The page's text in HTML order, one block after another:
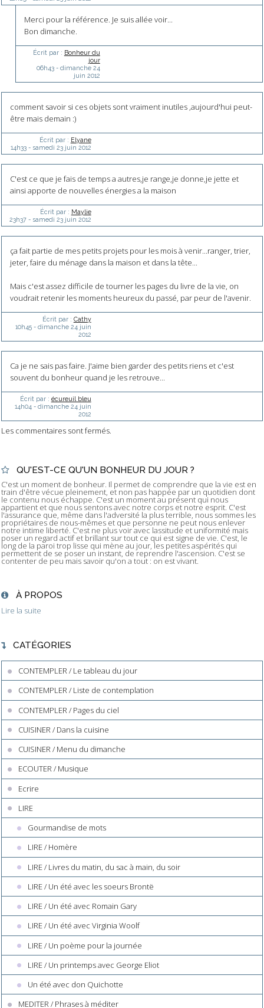
Merci pour la référence. Je suis allée voir...
Bon dimanche.
Écrit par : Bonheur du
jour
06h43- dimanche 24
juin 2012
comment savoir si ces objets sont vraiment inutiles ,aujourd'hui peut-
être mais demain :)
Écrit par : Elyane
14h33- samedi 23 juin 2012
C'est ce que je fais de temps a autres,je range,je donne,je jette et
ainsi apporte de nouvelles énergies a la maison
Écrit par : Maylie
23h37- samedi 23 juin 2012
ça fait partie de mes petits projets pour les mois à venir...ranger, trier,
jeter, faire du ménage dans la maison et dans la tête...
Mais c'est assez difficile de tourner les pages du livre de la vie, on
voudrait retenir les moments heureux du passé, par peur de l'avenir.
Écrit par : Cathy
10h45- dimanche 24 juin
2012
Ca je ne sais pas faire. J'aime bien garder des petits riens et c'est
souvent du bonheur quand je les retrouve...
Écrit par : écureuil bleu
14h04 - dimanche 24 juin
2012
Les commentaires sont fermés.
QU'EST-CE QU'UN BONHEUR DU JOUR ?
C'est un moment de bonheur. Il permet de comprendre que la vie est en
train d'être vécue pleinement, et non pas happée par un quotidien dont
le contenu nous échappe. C'est un moment au présent qui nous
appartient et que nous sentons avec notre corps et notre esprit. C'est
l'assurance que, même dans l'adversité la plus terrible, nous sommes les
propriétaires de nous-mêmes et que personne ne peut nous enlever
notre intime liberté. C'est ne plus voir avec lassitude et uniformité mais
poser un regard actif et brillant sur tout ce qui est signe de vie. C'est, le
long de la paroi trop lisse qui mène au jour, les petites aspérités qui
permettent de se poser un instant, de reprendre l'ascension. C'est se
contenter de peu mais savoir qu'on a tout : on est vivant.
À PROPOS
Lire la suite
CATÉGORIES
CONTEMPLER / Le tableau du jour
CONTEMPLER / Liste de contemplation
CONTEMPLER / Pages du ciel
CUISINER / Dans la cuisine
CUISINER / Menu du dimanche
ECOUTER / Musique
Ecrire
LIRE
Gourmandise de mots
LIRE / Homère
LIRE / Livres du matin, du sac à main, du soir
LIRE / Un été avec les soeurs Brontë
LIRE / Un été avec Romain Gary
LIRE / Un été avec Virginia Woolf
LIRE / Un poème pour la journée
LIRE / Un printemps avec George Eliot
Un été avec don Quichotte
MEDITER / Phrases à méditer